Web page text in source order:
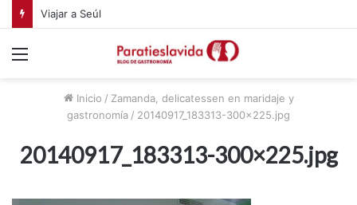
Viajar a Seúl
Inicio / Zamanda, delicatessen en maridaje y
gastronomía / 20140917_183313-300×225.jpg
20140917_183313-300×225.jpg